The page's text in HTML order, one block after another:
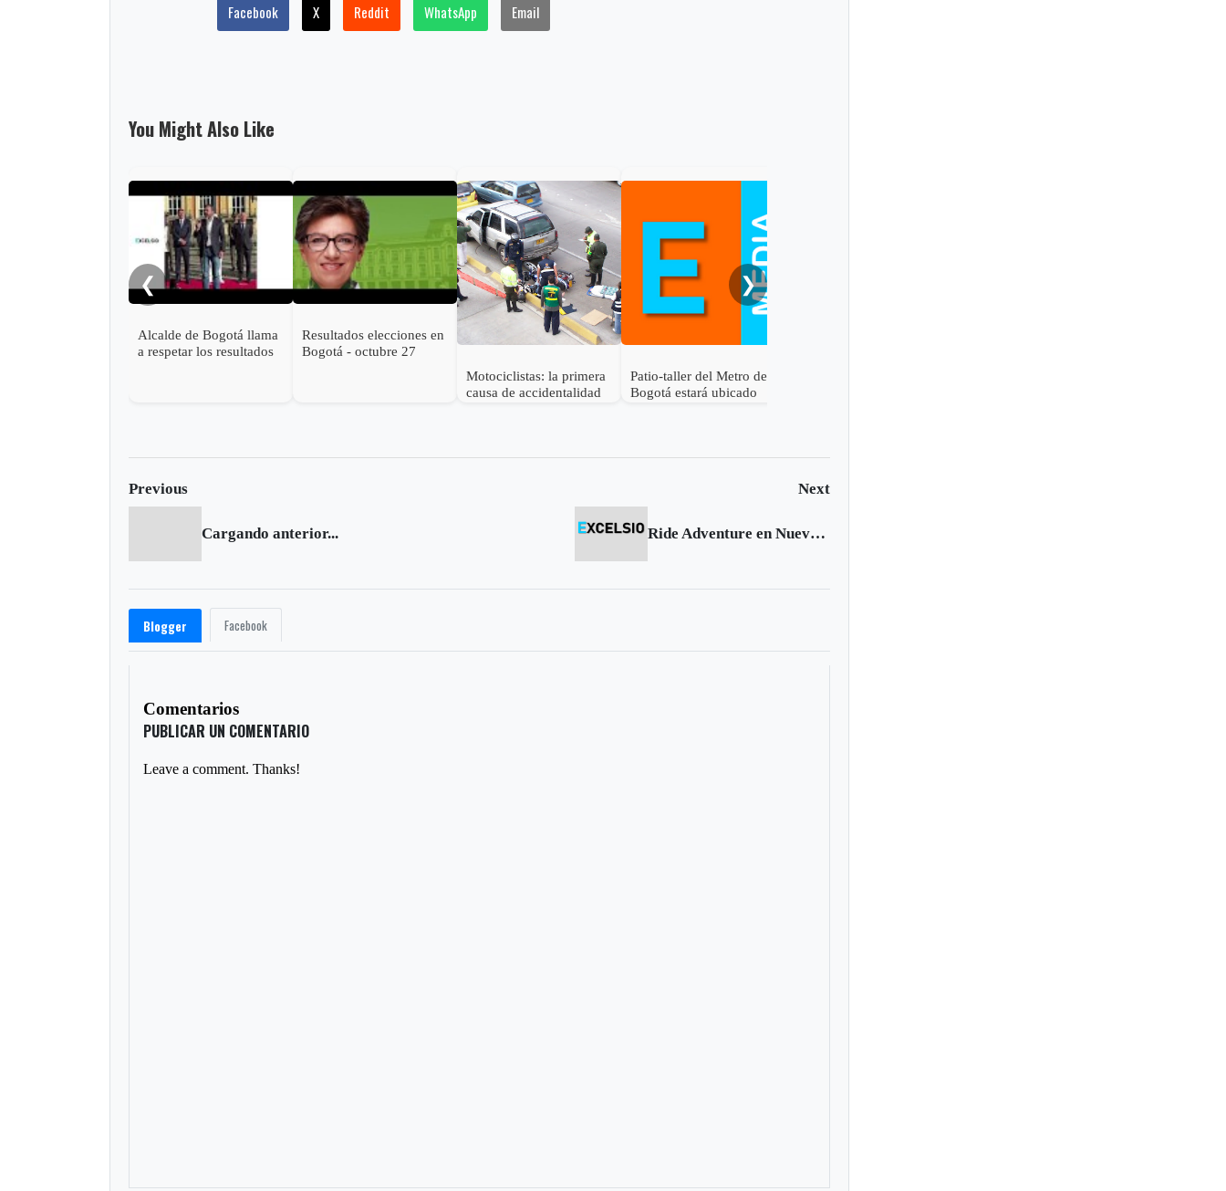
Facebook X Reddit WhatsApp Email
You Might Also Like
❮
Alcalde de Bogotá llama
a respetar los resultados
Resultados elecciones en
Bogotá - octubre 27
Motociclistas: la primera
causa de accidentalidad
Patio-taller del Metro de
Bogotá estará ubicado
❯
Previous Next
Cargando anterior... Ride Adventure en Nuevo Colón
Blogger Facebook
Comentarios
PUBLICAR UN COMENTARIO
Leave a comment. Thanks!